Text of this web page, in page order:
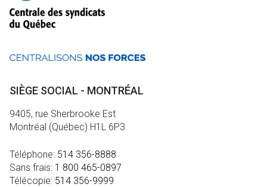
SIÈGE SOCIAL - MONTRÉAL
9405, rue Sherbrooke Est
Montréal (Québec) H1L 6P3
Téléphone: 514 356-8888
Sans frais: 1 800 465-0897
Télécopie: 514 356-9999